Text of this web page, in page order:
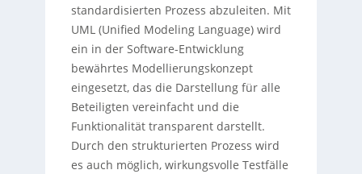
standardisierten Prozess abzuleiten. Mit
UML (Unified Modeling Language) wird
ein in der Software-Entwicklung
bewährtes Modellierungskonzept
eingesetzt, das die Darstellung für alle
Beteiligten vereinfacht und die
Funktionalität transparent darstellt.
Durch den strukturierten Prozess wird
es auch möglich, wirkungsvolle Testfälle